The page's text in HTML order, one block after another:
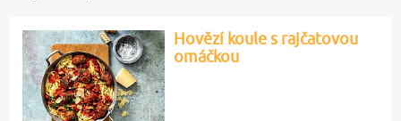
Hovězí koule s rajčatovou
omáčkou